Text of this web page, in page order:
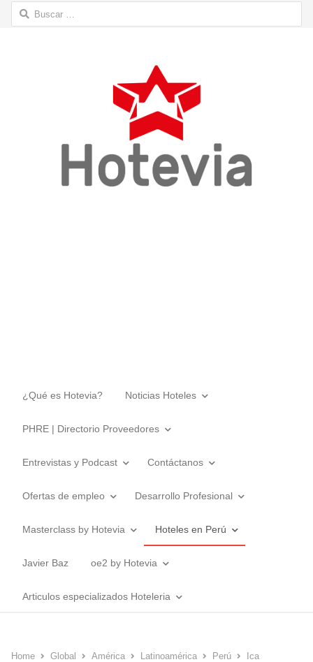
Buscar:
¿Qué es Hotevia? Noticias Hoteles
PHRE | Directorio Proveedores
Entrevistas y Podcast Contáctanos
Ofertas de empleo Desarrollo Profesional
Masterclass by Hotevia Hoteles en Perú
Javier Baz oe2 by Hotevia
Articulos especializados Hoteleria
Home Global América Latinoamérica Perú Ica